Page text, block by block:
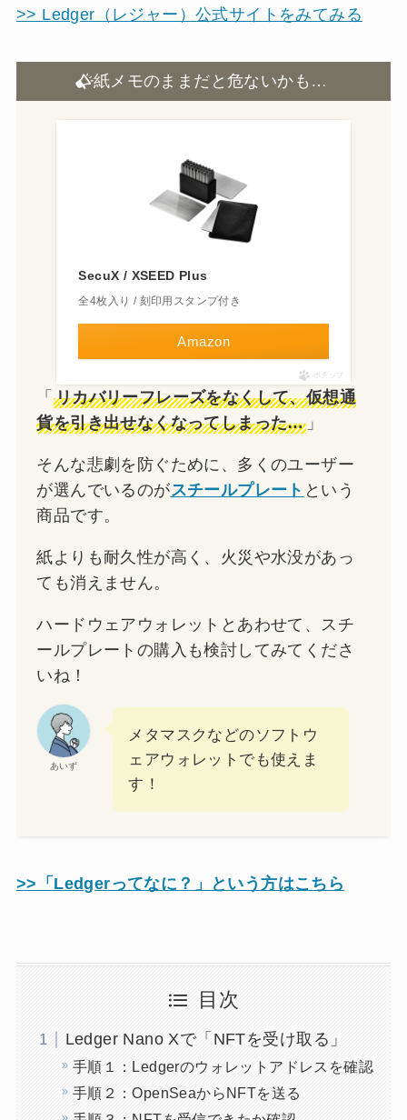
>> Ledger（レジャー）公式サイトをみてみる
紙メモのままだと危ないかも…
SecuX / XSEED Plus
全4枚入り / 刻印用スタンプ付き
Amazon
ポチップ
「 リカバリーフレーズをなくして、仮想通
貨を引き出せなくなってしまった…」
そんな悲劇を防ぐために、多くのユーザー
が選んでいるのがスチールプレート という
商品です。
紙よりも耐久性が高く、火災や水没があっ
ても消えません。
ハードウェアウォレットとあわせて、スチ
ールプレートの購入も検討してみてくださ
いね！
あいず
メタマスクなどのソフトウ
ェアウォレットでも使えま
す！
>>「Ledgerってなに？」という方はこちら
目次
Ledger Nano Xで「NFTを受け取る」
手順１：Ledgerのウォレットアドレスを確認
手順２：OpenSeaからNFTを送る